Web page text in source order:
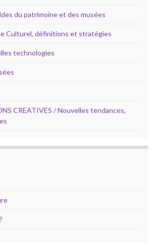
du patrimoine et des musées
Culturel, définitions et stratégies
technologies
CREATIVES / Nouvelles tendances,